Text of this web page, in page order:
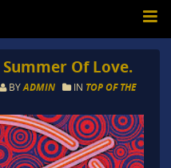
Summer Of Love.
BYADMIN IN TOP OF THE